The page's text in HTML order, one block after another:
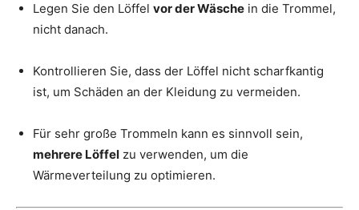
Legen Sie den Löffel vor der Wäsche in die Trommel,
nicht danach.
Kontrollieren Sie, dass der Löffel nicht scharfkantig
ist, um Schäden an der Kleidung zu vermeiden.
Für sehr große Trommeln kann es sinnvoll sein,
mehrere Löffel zu verwenden, um die
Wärmeverteilung zu optimieren.